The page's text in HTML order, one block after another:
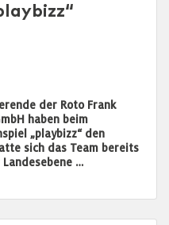
der Roto Frank
haben beim
„playbizz“ den
sich das Team bereits
…